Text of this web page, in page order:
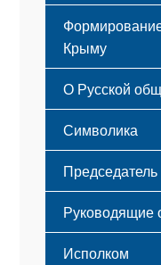
Крыму
Русский Крым
О Русской
Этапы
Принципы
Структура
Мероприятия
Символика
Флаг
Герб
Гимн
Председатель
Руководящие
Исполком